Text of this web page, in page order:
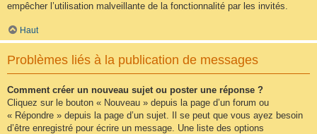
empêcher l’utilisation malveillante de la fonctionnalité par les invités.
Haut
Problèmes liés à la publication de messages
Comment créer un nouveau sujet ou poster une réponse ?
Cliquez sur le bouton « Nouveau » depuis la page d’un forum ou
« Répondre » depuis la page d’un sujet. Il se peut que vous ayez besoin
d’être enregistré pour écrire un message. Une liste des options